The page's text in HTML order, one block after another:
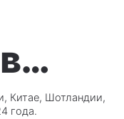
Китае, Шотландии,
года.